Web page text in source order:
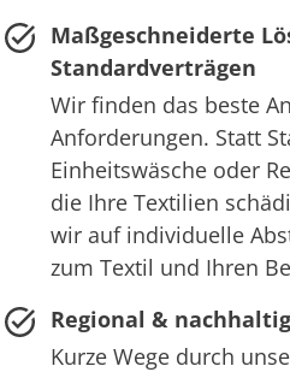
Maßgeschneiderte
Standardverträgen
Wir finden das beste
Anforderungen. Statt
Einheitswäsche oder
die Ihre Textilien
wir auf individuelle
zum Textil und Ihren
Regional & nachhaltig
Kurze Wege durch